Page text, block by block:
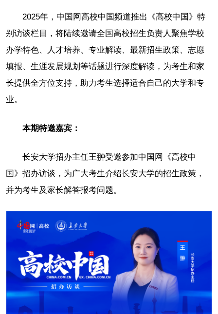
2025年，中国网高校中国频道推出《高校中国》特
别访谈栏目，将陆续邀请全国高校招生负责人聚焦学校
办学特色、人才培养、专业解读、最新招生政策、志愿
填报、生涯发展规划等话题进行深度解读，为考生和家
长提供全方位支持，助力考生选择适合自己的大学和专
业。
本期特邀嘉宾：
长安大学招办主任王翀受邀参加中国网《高校中
国》招办访谈，为广大考生介绍长安大学的招生政策，
并为考生及家长解答报考问题。